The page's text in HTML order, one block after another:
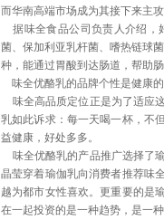
而华南高端市场成为其接下来主
据味全食品公司负责人介绍，
菌、保加利亚乳杆菌、嗜热链球
种，能通过胃酸到达肠道，帮助
味全优酪乳的品牌个性是健康
味全高品质定位正是为了适应
乳如此诉求：每一天喝一杯，不
益健康，好处多多。
味全优酪乳的产品推广选择了
晶莹穿着瑜伽乳向消费者推荐味
越为都市女性喜欢。更重要的是
在一起投资的是一种趋势，是一